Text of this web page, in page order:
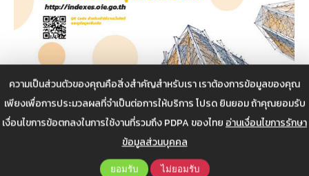
ความเป็นส่วนตัวของคุณคือสิ่งสำคัญสำหรับเรา เราต้องการข้อมูลของคุณ
เพียงเพื่อการประมวลผลที่จำเป็นต่อการให้บริการ โปรด ยินยอม ถ้าคุณยอมรับ
เงื่อนไขการข้อตกลงในการใช้งานที่รวมถึง PDPA ของไทยอ่านเงื่อนไขการรักษา
ข้อมูลส่วนบุคคล
ยอมรับ ไม่ยอมรับ